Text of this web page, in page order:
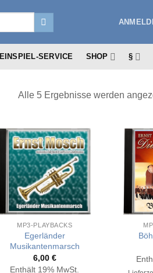
EINSPIEL-SERVICE SHOP §
Alle 5 Ergebnisse werden
MP3-PLAYBACKS
Egerländer
Musikantenmarsch
6,00 €
Enthält 19% MwSt.